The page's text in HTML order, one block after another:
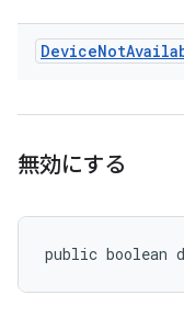
DeviceNot
無効にする
public boolean